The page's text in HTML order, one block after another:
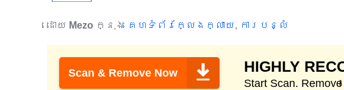
ដោយ Mezo ក្នុង គេហទំព័រក្លែងក្លាយ, ការបន្លំ
Scan & Remove Now HIGHLY
Start Scan.